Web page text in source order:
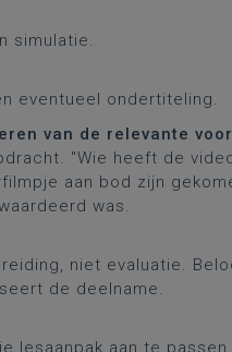
simulatie.
eventueel ondertiteling.
van de relevante
"Wie heeft de
aan bod zijn
was.
niet evaluatie.
de deelname.
lesaanpak aan te passen.